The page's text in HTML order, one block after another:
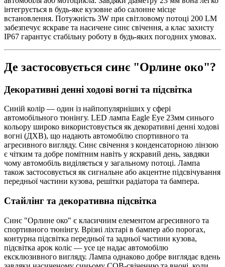
інтегрується в будь-яке кузовне або салонне місце
встановлення. Потужність 3W при світловому потоці 200 LM
забезпечує яскраве та насичене синє свічення, а клас захисту
IP67 гарантує стабільну роботу в будь-яких погодних умовах.
Де застосовується синє "Орлине око"?
Декоративні денні ходові вогні та підсвітка
Синій колір — один із найпопулярніших у сфері
автомобільного тюнінгу. LED лампа Eagle Eye 23мм синього
кольору широко використовується як декоративні денні ходові
вогні (ДХВ), що надають автомобілю спортивного та
агресивного вигляду. Синє свічення з конденсаторною лінзою
є чітким та добре помітним навіть у яскравий день, завдяки
чому автомобіль виділяється у загальному потоці. Лампа
також застосовується як сигнальне або акцентне підсвічування
передньої частини кузова, решітки радіатора та бампера.
Стайлінг та декоративна підсвітка
Синє "Орлине око" є класичним елементом агресивного та
спортивного тюнінгу. Врізні ліхтарі в бампер або порогах,
контурна підсвітка передньої та задньої частини кузова,
підсвітка арок коліс — усе це надає автомобілю
ексклюзивного вигляду. Лампа однаково добре виглядає вдень